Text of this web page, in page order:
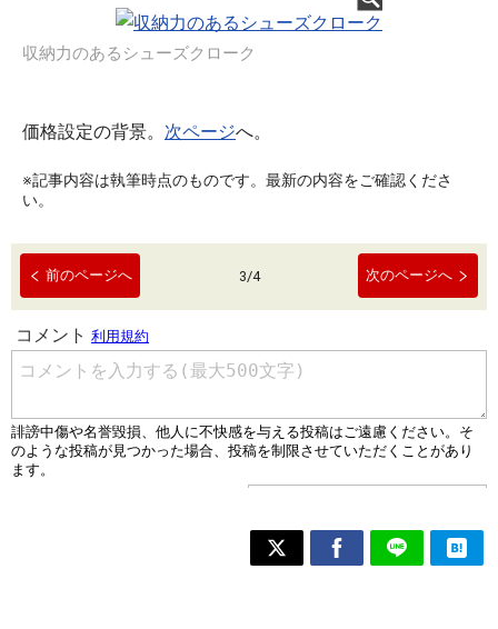
収納力のあるシューズクローク
価格設定の背景。 次ページへ。
※記事内容は執筆時点のものです。最新の内容をご確認くださ
い。
前のページへ 3/4 次のページへ